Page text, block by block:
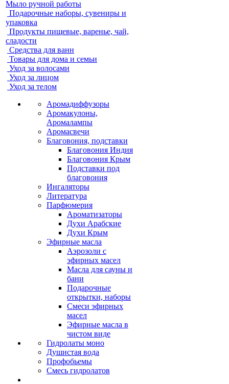
Мыло ручной работы
Подарочные наборы, сувениры и
упаковка
Продукты пищевые, варенье, чай,
сладости
Средства для ванн
Товары для дома и семьи
Уход за волосами
Уход за лицом
Уход за телом
Аромадиффузоры
Аромакулоны,
Аромалампы
Аромасвечи
Благовония, подставки
Благовония Индия
Благовония Крым
Подставки под
благовония
Ингаляторы
Литература
Парфюмерия
Ароматизаторы
Духи Арабские
Духи Крым
Эфирные масла
Аэрозоли с
эфирных масел
Масла для сауны и
бани
Подарочные
открытки, наборы
Смеси эфирных
масел
Эфирные масла в
чистом виде
Гидролаты моно
Душистая вода
Профобьемы
Смесь гидролатов